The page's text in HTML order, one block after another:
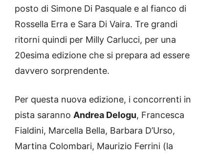
posto di Simone Di Pasquale e al fianco di
Rossella Erra e Sara Di Vaira. Tre grandi
ritorni quindi per Milly Carlucci, per una
20esima edizione che si prepara ad essere
davvero sorprendente.
Per questa nuova edizione, i concorrenti in
pista saranno Andrea Delogu, Francesca
Fialdini, Marcella Bella, Barbara D’Urso,
Martina Colombari, Maurizio Ferrini (la